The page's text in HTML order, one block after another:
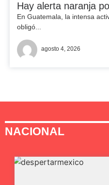
Hay alerta naranja
En Guatemala, la intensa
obligó...
agosto 4, 2026
NACIONAL